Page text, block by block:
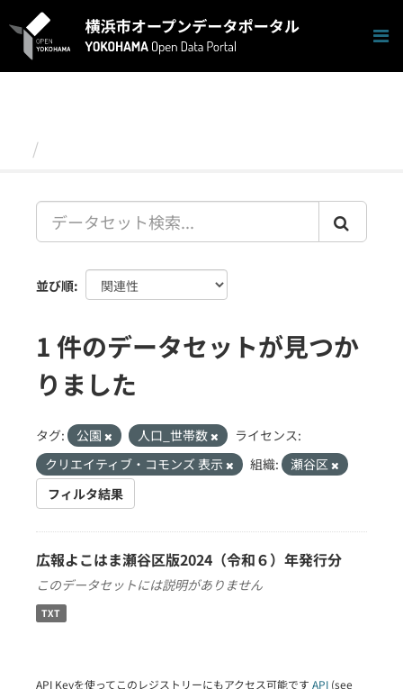
キ
並び順
1 件のデータセットが見つか
りました
タグ: 公園 人口_世帯数
ライセンス:
クリエイティブ・コモンズ 表示
組織:
瀬谷区
フィルタ結果
広報よこはま瀬谷区版2024（令和６）年発行分
このデータセットには説明がありません
TXT
API Keyを使ってこのレジストリーにもアクセス可能です API (see